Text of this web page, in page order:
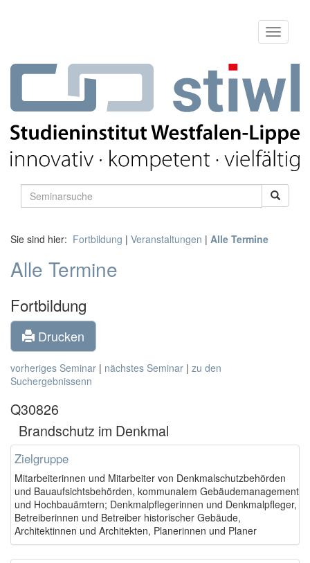
Sie sind hier: Fortbildung | Veranstaltungen | Alle Termine
Alle Termine
Fortbildung
Drucken
vorheriges Seminar | nächstes Seminar | zu den
Suchergebnissenn
Q30826
Brandschutz im Denkmal
Zielgruppe
Mitarbeiterinnen und Mitarbeiter von Denkmalschutzbehörden
und Bauaufsichtsbehörden, kommunalem Gebäudemanagement
und Hochbauämtern; Denkmalpflegerinnen und Denkmalpfleger,
Betreiberinnen und Betreiber historischer Gebäude,
Architektinnen und Architekten, Planerinnen und Planer